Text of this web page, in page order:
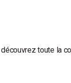
toute la